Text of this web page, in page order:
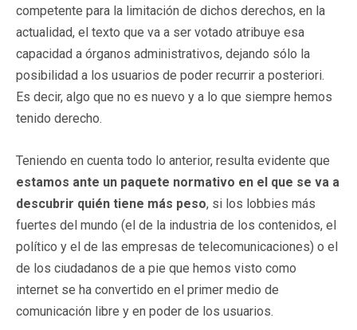
competente para la limitación de dichos derechos, en la
actualidad, el texto que va a ser votado atribuye esa
capacidad a órganos administrativos, dejando sólo la
posibilidad a los usuarios de poder recurrir a posteriori.
Es decir, algo que no es nuevo y a lo que siempre hemos
tenido derecho.
Teniendo en cuenta todo lo anterior, resulta evidente que
estamos ante un paquete normativo en el que se va a
descubrir quién tiene más peso, si los lobbies más
fuertes del mundo (el de la industria de los contenidos, el
político y el de las empresas de telecomunicaciones) o el
de los ciudadanos de a pie que hemos visto como
internet se ha convertido en el primer medio de
comunicación libre y en poder de los usuarios.